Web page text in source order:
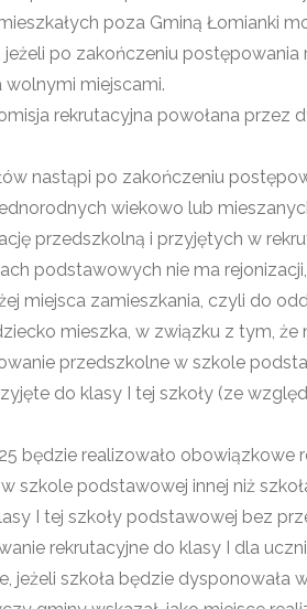
poza Gminą Łomianki
po zakończeniu postępowania
miejscami.
rekrutacyjna powołana przez
nastąpi po zakończeniu
wiekowo lub
przedszkolną i przyjętych w
podstawowych nie ma
miejsca zamieszkania, czyli do
mieszka, w związku z tym, że
przedszkolne w szkole
do klasy I tej szkoły (ze
będzie realizowało obowiązkowe
szkole podstawowej innej niż
I tej szkoły podstawowej bez
rekrutacyjne do klasy I dla
szkoła będzie dysponowała